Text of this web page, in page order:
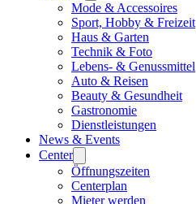
Mode & Accessoires
Sport, Hobby & Freizeit
Haus & Garten
Technik & Foto
Lebens- & Genussmittel
Auto & Reisen
Beauty & Gesundheit
Gastronomie
Dienstleistungen
News & Events
Center
Öffnungszeiten
Centerplan
Mieter werden